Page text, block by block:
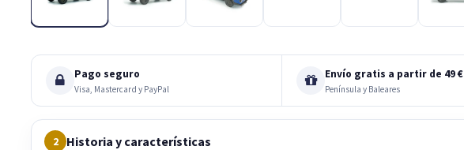
Pago seguro
Visa, Mastercard y PayPal
Envío gratis a partir de 49 €
Península y Baleares
2 Historia y características